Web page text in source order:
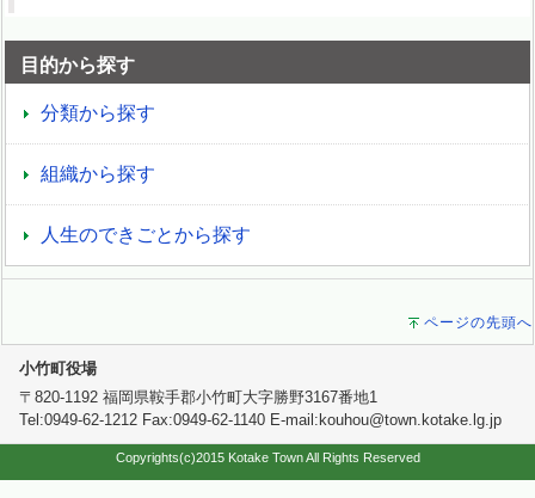
目的から探す
分類から探す
組織から探す
人生のできごとから探す
ページの先頭へ
小竹町役場
〒820-1192 福岡県鞍手郡小竹町大字勝野3167番地1
Tel:0949-62-1212 Fax:0949-62-1140 E-mail:kouhou@town.kotake.lg.jp
Copyrights(c)2015 Kotake Town All Rights Reserved